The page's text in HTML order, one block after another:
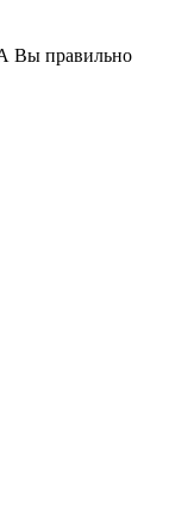
Вы правильно